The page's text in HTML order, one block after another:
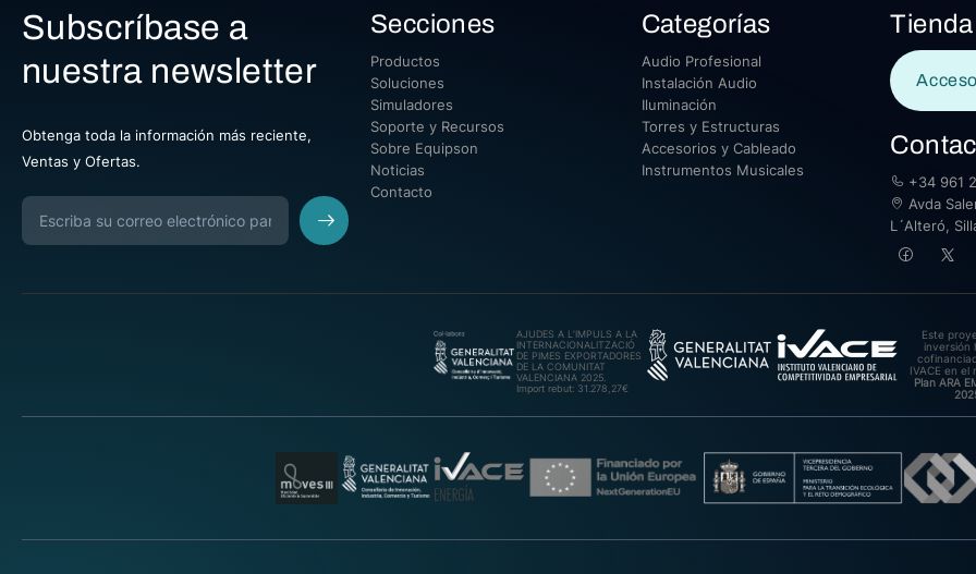
Subscríbase a
nuestra newsletter
Obtenga toda la información más reciente,
Ventas y Ofertas.
Secciones
Productos
Soluciones
Simuladores
Soporte y Recursos
Sobre Equipson
Noticias
Contacto
Categorías
Audio Profesional
Instalación Audio
Iluminación
Torres y Estructuras
Accesorios y Cableado
Instrumentos Musicales
Tienda
+34 961
Avda
L´Alteró,
AJUDES A L’IMPULS A LA
INTERNACIONALITZACIÓ
DE PIMES EXPORTADORES
DE LA COMUNITAT
VALENCIANA 2025.
Import rebut: 31.278,27€
Este
inversión
IVACE en el
Plan ARA